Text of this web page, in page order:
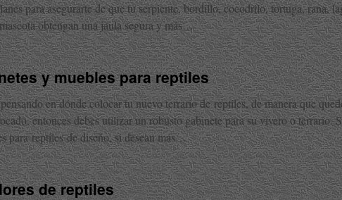
para asegurarte de que tu serpiente, bordillo, cocodrilo, tortuga, rana,
obtengan una jaula segura y más…
y muebles para reptiles
en dónde colocar tu nuevo terrario de reptiles, de manera que
entonces debes utilizar un robusto gabinete para su vivero o terrario.
para reptiles de diseño, si desean más…
de reptiles